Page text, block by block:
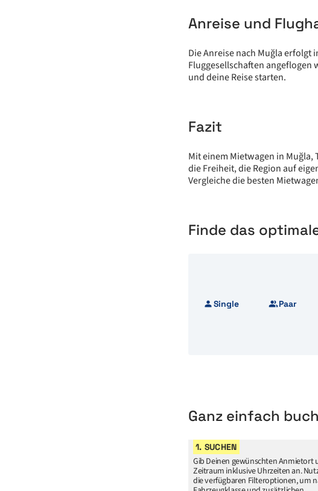
Anreise und
Die Anreise nach Muğla erfolgt
Fluggesellschaften angeflogen
und deine Reise starten.
Fazit
Mit einem Mietwagen in
die Freiheit, die Region auf
Vergleiche die besten
Finde das
Single Paar
Ganz einfach
1. SUCHEN
Gib Deinen gewünschten Anmietort
Zeitraum inklusive Uhrzeiten an.
die verfügbaren Filteroptionen, um